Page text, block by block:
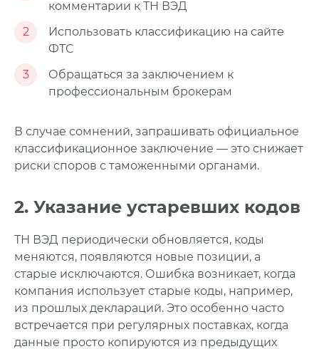
комментарии к ТН ВЭД
2
Использовать классификацию на сайте
ФТС
3
Обращаться за заключением к
профессиональным брокерам
В случае сомнений, запрашивать официальное
классификационное заключение — это снижает
риски споров с таможенными органами.
2. Указание устаревших кодов
ТН ВЭД периодически обновляется, коды
меняются, появляются новые позиции, а
старые исключаются. Ошибка возникает, когда
компания использует старые коды, например,
из прошлых деклараций. Это особенно часто
встречается при регулярных поставках, когда
данные просто копируются из предыдущих